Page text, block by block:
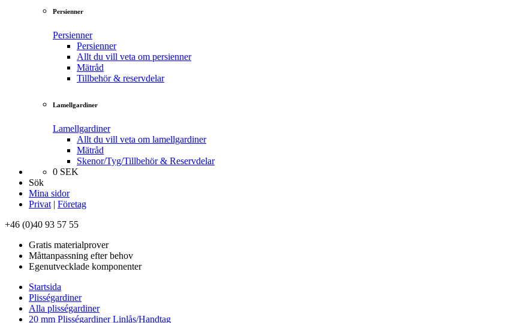
Persienner
Persienner
Persienner
Allt du vill veta om persienner
Mätråd
Tillbehör & reservdelar
Lamellgardiner
Lamellgardiner
Allt du vill veta om lamellgardiner
Mätråd
Skenor/Tyg/Tillbehör & Reservdelar
0 SEK
Sök
Mina sidor
Privat | Företag
+46 (0)40 93 57 55
Gratis materialprover
Måttanpassning efter behov
Egenutvecklade komponenter
Startsida
Plisségardiner
Alla plisségardiner
20 mm Plisségardiner Linlås/Handtag